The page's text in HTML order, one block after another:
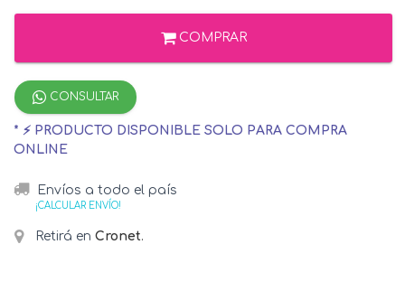
COMPRAR
CONSULTAR
* ⚡ PRODUCTO DISPONIBLE SOLO PARA COMPRA
ONLINE
Envíos a todo el país
¡CALCULAR ENVÍO!
Retirá en Cronet.